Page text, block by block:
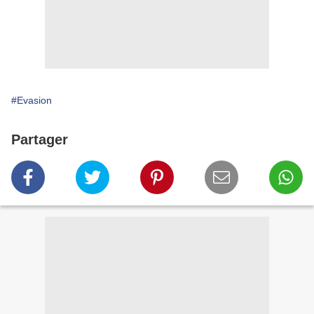
#Evasion
Partager